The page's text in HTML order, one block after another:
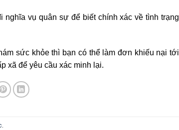
vụ quân sự để biết chính xác về tình trạng
sức khỏe thì bạn có thể làm đơn khiếu nại tới
xã để yêu cầu xác minh lại.